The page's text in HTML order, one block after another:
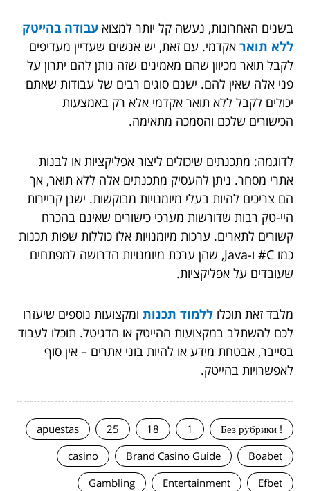
בשנים האחרונות, נעשה קל יותר למצוא עבודה בהייטק
ללא תואר אקדמי. עם זאת, יש אנשים שעדיין מעדיפים
לקבל תואר מכיוון שהם מאמינים שזה נותן להם יתרון על
פני אלה שאין להם. ישנם סוגים רבים של עבודות שאתם
יכולים לקבל ללא תואר אקדמי אלא רק באמצעות
הכישורים שלכם והסמכה מתאימה.
לדוגמה: מתכנתים שיכולים ליצור אפליקציות או לבנות
אתרי מסחר. ניתן להעסיק מתכנתים אלה ללא תואר, אך
הם צריכים להיות בעלי מיומנויות מבוקשות. ישנן קריירות
היי-טק רבות שדורשות מערכי כישורים שאינם בהכרח
קשורים לתארים. ערכות מיומנויות אלו כוללות שפות תכנות
כמו C# ו-Java, שהן ערכת מיומנויות הדרושה למפתחים
שעובדים על אפליקציות.
מלבד זאת תוכלו ללמוד תכנות ומקצועות נוספים שיעזרו
לכם להשתלב במקצועות ההייטק או הדגיטל. תוכלו לעבוד
בסייבר, אבטחת מידע או להיות בוני אתרים – אין סוף
לאפשרויות בהייטק.
! Без рубрики
1
18
25
apuestas
Boabet
Brand Casino Guide
casino
Efbet
Entertainment
Gambling